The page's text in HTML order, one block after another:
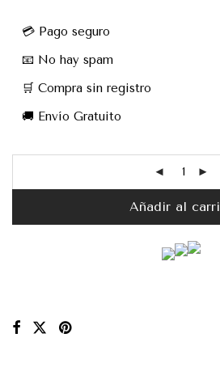
💳 Pago seguro
📧 No hay spam
🛒 Compra sin registro
🚚 Envío Gratuito
Añadir al